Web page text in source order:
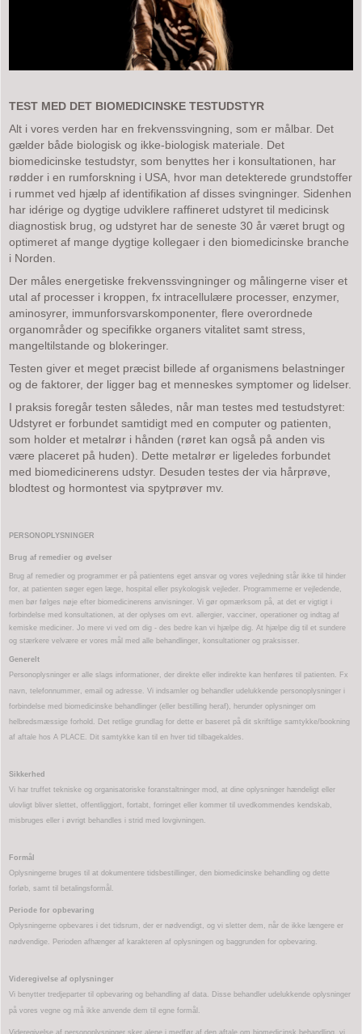
TEST MED DET BIOMEDICINSKE TESTUDSTYR
Alt i vores verden har en frekvenssvingning, som er målbar. Det
gælder både biologisk og ikke-biologisk materiale. Det
biomedicinske testudstyr, som benyttes her i konsultationen, har
rødder i en rumforskning i USA, hvor man detekterede grundstoffer
i rummet ved hjælp af identifikation af disses svingninger. Sidenhen
har idérige og dygtige udviklere raffineret udstyret til medicinsk
diagnostisk brug, og udstyret har de seneste 30 år været brugt og
optimeret af mange dygtige kollegaer i den biomedicinske branche
i Norden.
Der måles energetiske frekvenssvingninger og målingerne viser et
utal af processer i kroppen, fx intracellulære processer, enzymer,
aminosyrer, immunforsvarskomponenter, flere overordnede
organområder og specifikke organers vitalitet samt stress,
mangeltilstande og blokeringer.
Testen giver et meget præcist billede af organismens belastninger
og de faktorer, der ligger bag et menneskes symptomer og lidelser.
I praksis foregår testen således, når man testes med testudstyret:
Udstyret er forbundet samtidigt med en computer og patienten,
som holder et metalrør i hånden (røret kan også på anden vis
være placeret på huden). Dette metalrør er ligeledes forbundet
med biomedicinerens udstyr. Desuden testes der via hårprøve,
blodtest og hormontest via spytprøver mv.
PERSONOPLYSNINGER
Brug af remedier og øvelser
Brug af remedier og programmer er på patientens eget ansvar og vores vejledning står ikke til hinder
for, at patienten søger egen læge, hospital eller psykologisk vejleder. Programmerne er vejledende,
men bør følges nøje efter biomedicinerens anvisninger. Vi gør opmærksom på, at det er vigtigt i
forbindelse med konsultationen, at der oplyses om evt. allergier, vacciner, operationer og indtag af
kemiske mediciner. Jo mere vi ved om dig - des bedre kan vi hjælpe dig. At hjælpe dig til et sundere
og stærkere velvære er vores mål med alle behandlinger, konsultationer og praksisser.
Generelt
Personoplysninger er alle slags informationer, der direkte eller indirekte kan henføres til patienten. Fx
navn, telefonnummer, email og adresse. Vi indsamler og behandler udelukkende personoplysninger i
forbindelse med biomedicinske behandlinger (eller bestilling heraf), herunder oplysninger om
helbredsmæssige forhold. Det retlige grundlag for dette er baseret på dit skriftlige samtykke/bookning
af aftale hos A PLACE. Dit samtykke kan til en hver tid tilbagekaldes.
Sikkerhed
Vi har truffet tekniske og organisatoriske foranstaltninger mod, at dine oplysninger hændeligt eller
ulovligt bliver slettet, offentliggjort, fortabt, forringet eller kommer til uvedkommendes kendskab,
misbruges eller i øvrigt behandles i strid med lovgivningen.
Formål
Oplysningerne bruges til at dokumentere tidsbestillinger, den biomedicinske behandling og dette
forløb, samt til betalingsformål.
Periode for opbevaring
Oplysningerne opbevares i det tidsrum, der er nødvendigt, og vi sletter dem, når de ikke længere er
nødvendige. Perioden afhænger af karakteren af oplysningen og baggrunden for opbevaring.
Videregivelse af oplysninger
Vi benytter tredjeparter til opbevaring og behandling af data. Disse behandler udelukkende oplysninger
på vores vegne og må ikke anvende dem til egne formål.